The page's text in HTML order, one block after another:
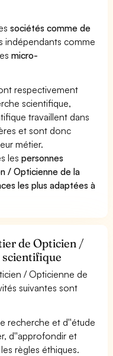
sociétés comme de
indépendants comme
micro-
respectivement
scientifique,
travaillent dans
et sont donc
métier.
lespersonnes
/ Opticienne de la
les plus adaptées à
de Opticien /
scientifique
/ Opticienne de
suivantes sont
recherche et d''étude
d''approfondir et
règles éthiques.